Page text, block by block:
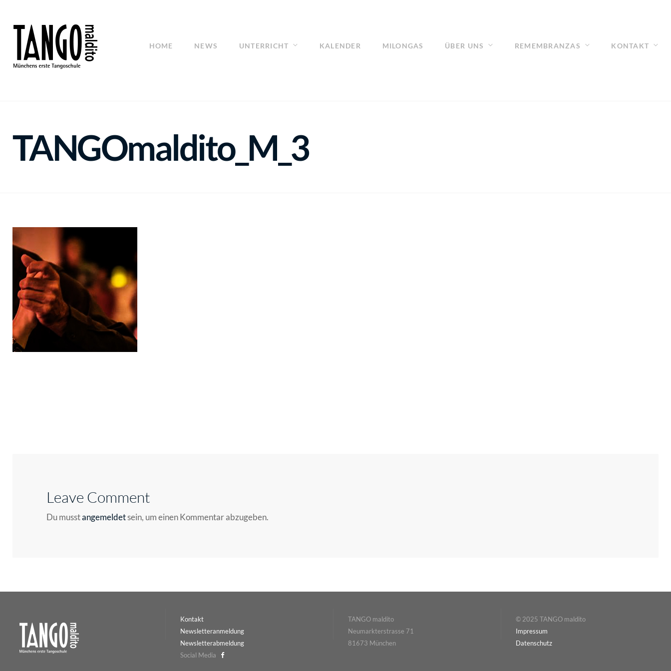
HOME NEWS UNTERRICHT KALENDER MILONGAS ÜBER UNS REMEMBRANZAS KONTAKT
TANGOmaldito_M_3
Leave Comment
Du musstangemeldetsein, um einen Kommentar abzugeben.
Kontakt
Newsletteranmeldung
Newsletterabmeldung
Social Media
TANGO maldito
Neumarkterstrasse 71
81673 München
© 2025 TANGO maldito
Impressum
Datenschutz